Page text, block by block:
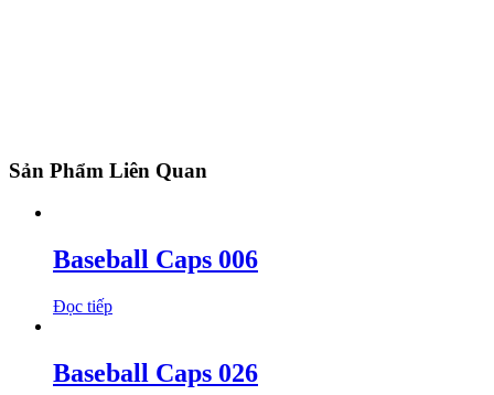
Sản Phẩm Liên Quan
Baseball Caps 006
Đọc tiếp
Baseball Caps 026